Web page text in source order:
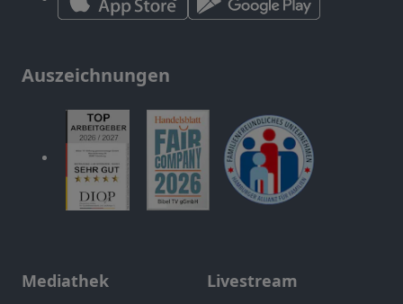
Auszeichnungen
Mediathek Livestream